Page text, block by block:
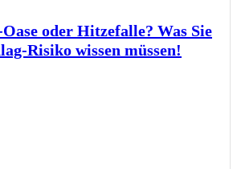
oder Hitzefalle? Was Sie
Risiko wissen müssen!